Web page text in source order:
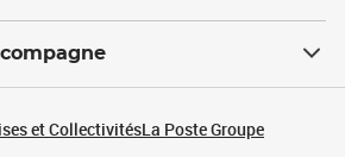
et CollectivitésLa Poste Groupe